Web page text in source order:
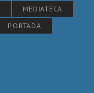
MEDIATECA
PORTADA